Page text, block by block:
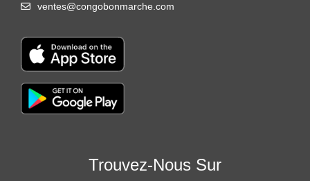
ventes@congobonmarche.com
Trouvez-Nous Sur